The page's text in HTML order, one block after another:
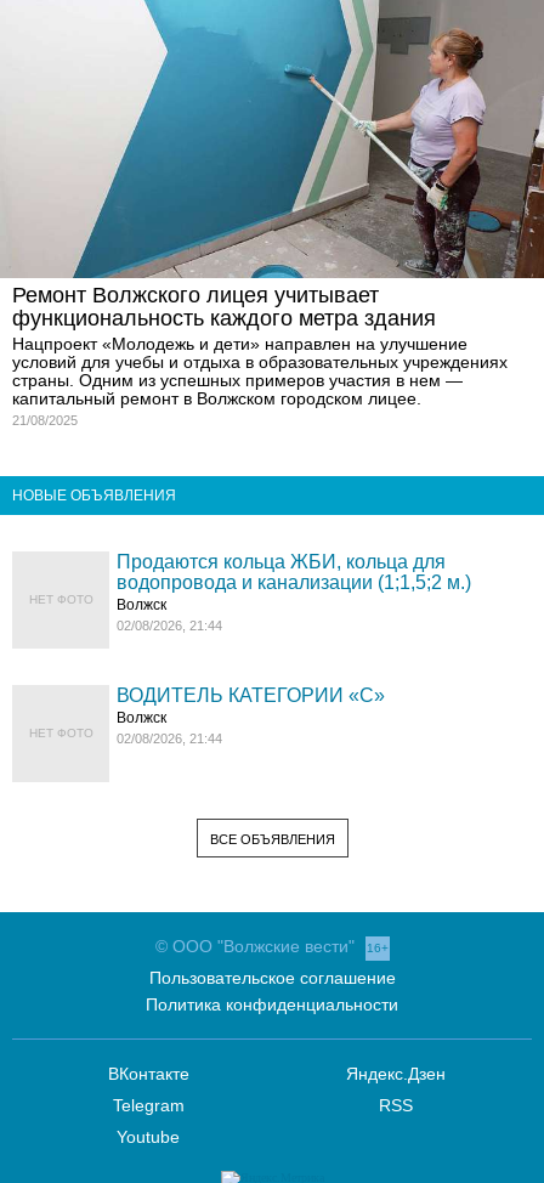
Ремонт Волжского лицея учитывает
функциональность каждого метра здания
Нацпроект «Молодежь и дети» направлен на улучшение
условий для учебы и отдыха в образовательных учреждениях
страны. Одним из успешных примеров участия в нем —
капитальный ремонт в Волжском городском лицее.
21/08/2025
НОВЫЕ ОБЪЯВЛЕНИЯ
НЕТ ФОТО
Продаются кольца ЖБИ, кольца для
водопровода и канализации (1;1,5;2 м.)
Волжск
02/08/2026, 21:44
НЕТ ФОТО
ВОДИТЕЛЬ КАТЕГОРИИ «C»
Волжск
02/08/2026, 21:44
ВСЕ ОБЪЯВЛЕНИЯ
© ООО "Волжские вести" 16+
Пользовательское соглашение
Политика конфиденциальности
ВКонтакте
Telegram
Youtube
Яндекс.Дзен
RSS